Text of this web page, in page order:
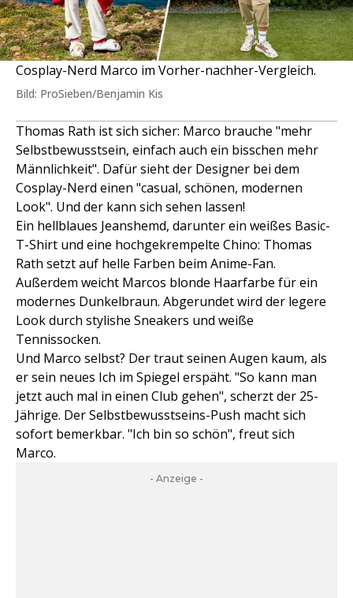
Cosplay-Nerd Marco im Vorher-nachher-Vergleich.
Bild: ProSieben/Benjamin Kis
Thomas Rath ist sich sicher: Marco brauche "mehr
Selbstbewusstsein, einfach auch ein bisschen mehr
Männlichkeit". Dafür sieht der Designer bei dem
Cosplay-Nerd einen "casual, schönen, modernen
Look". Und der kann sich sehen lassen!
Ein hellblaues Jeanshemd, darunter ein weißes Basic-
T-Shirt und eine hochgekrempelte Chino: Thomas
Rath setzt auf helle Farben beim Anime-Fan.
Außerdem weicht Marcos blonde Haarfarbe für ein
modernes Dunkelbraun. Abgerundet wird der legere
Look durch stylishe Sneakers und weiße
Tennissocken.
Und Marco selbst? Der traut seinen Augen kaum, als
er sein neues Ich im Spiegel erspäht. "So kann man
jetzt auch mal in einen Club gehen", scherzt der 25-
Jährige. Der Selbstbewusstseins-Push macht sich
sofort bemerkbar. "Ich bin so schön", freut sich
Marco.
- Anzeige -